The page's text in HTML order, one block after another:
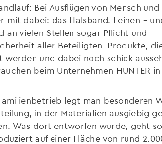
Bei Ausflügen von Mensch und
mit dabei: das Halsband. Leinen –
an vielen Stellen sogar Pflicht und
aller Beteiligten. Produkte,
und dabei noch schick
beim Unternehmen HUNTER in
legt man besonderen
in der Materialien ausgiebig
Was dort entworfen wurde, geht
auf einer Fläche von rund